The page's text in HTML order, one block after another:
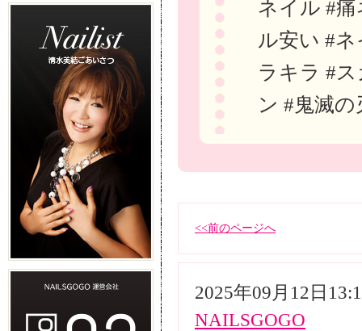
ネイル #
ル安い #
ラキラ #
ン #鬼滅の
<<前のページへ
2025年09月12日
NAILSGOGO